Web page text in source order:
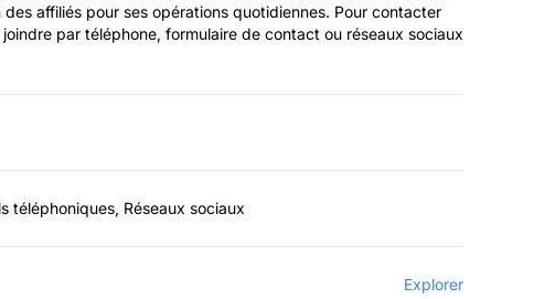
affiliés pour ses opérations quotidiennes. Pour contacter
joindre par téléphone, formulaire de contact ou réseaux sociaux
téléphoniques, Réseaux sociaux
Explorer